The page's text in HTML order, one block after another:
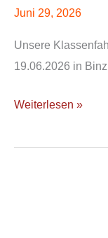
Juni 29, 2026
Unsere
19.06.2026 in
Weiterlesen »